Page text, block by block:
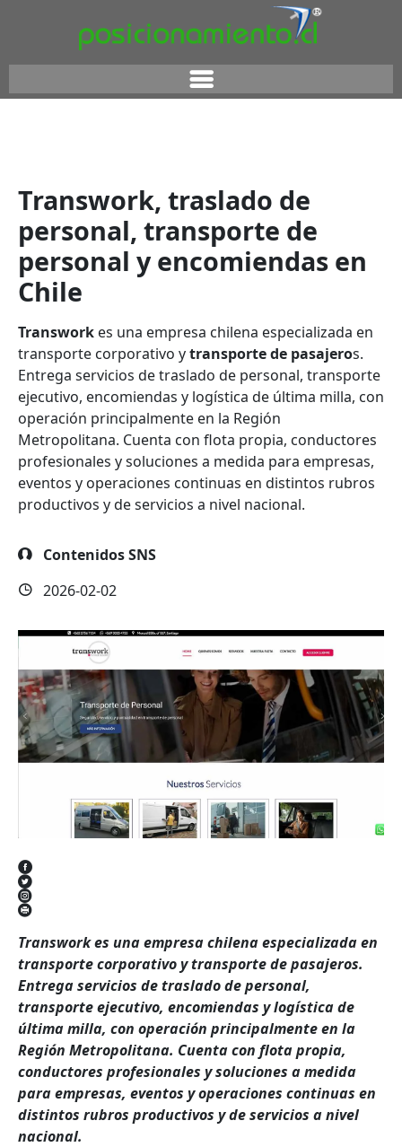
Transwork, traslado de
personal, transporte de
personal y encomiendas en
Chile
Transwork es una empresa chilena especializada en
transporte corporativo ytransporte de pasajeros.
Entrega servicios de traslado de personal, transporte
ejecutivo, encomiendas y logística de última milla, con
operación principalmente en la Región
Metropolitana. Cuenta con flota propia, conductores
profesionales y soluciones a medida para empresas,
eventos y operaciones continuas en distintos rubros
productivos y de servicios a nivel nacional.
Contenidos SNS
2026-02-02
Transwork es una empresa chilena especializada en
transporte corporativo y transporte de pasajeros.
Entrega servicios de traslado de personal,
transporte ejecutivo, encomiendas y logística de
última milla, con operación principalmente en la
Región Metropolitana. Cuenta con flota propia,
conductores profesionales y soluciones a medida
para empresas, eventos y operaciones continuas en
distintos rubros productivos y de servicios a nivel
nacional.